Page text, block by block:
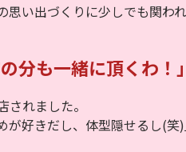
い出づくりに少しでも関わ
も一緒に頂くわ！」
れました。
が好きだし、体型隠せるし(笑